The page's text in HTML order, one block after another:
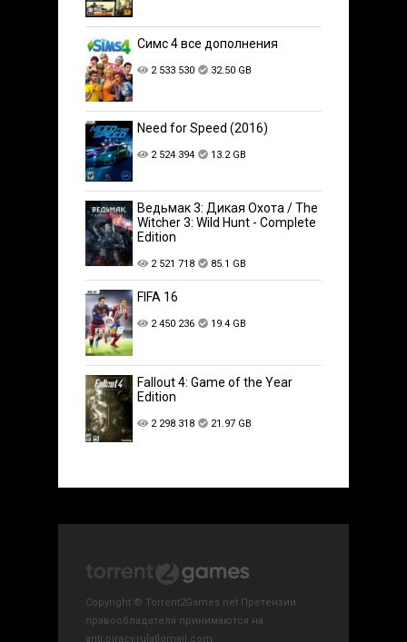
Симс 4 все дополнения
2 533 530 32.50 GB
Need for Speed (2016)
2 524 394 13.2 GB
Ведьмак 3: Дикая Охота / The
Witcher 3: Wild Hunt - Complete
Edition
2 521 718 85.1 GB
FIFA 16
2 450 236 19.4 GB
Fallout 4: Game of the Year
Edition
2 298 318 21.97 GB
Copyright © Torrent2Games.net Претензии
правообладателя принимаются на
anti.piracy.ru[at]gmail.com